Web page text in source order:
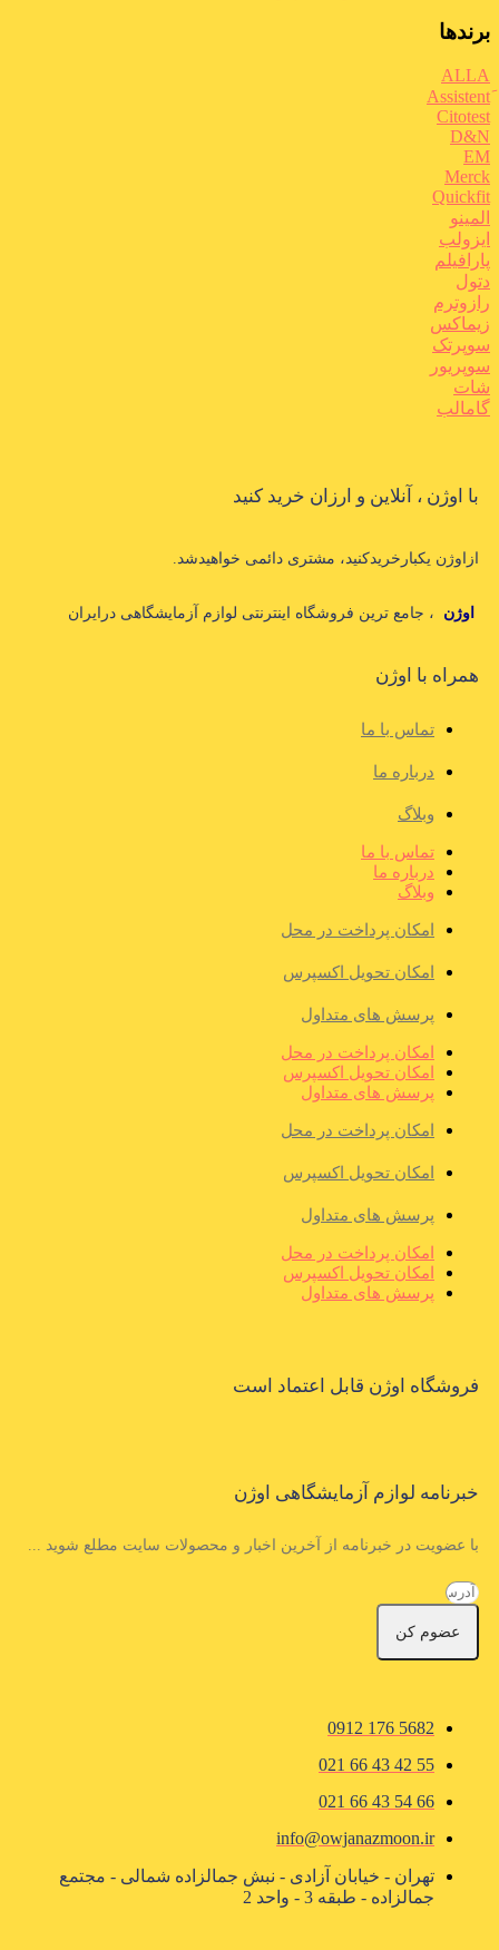
برندها
ALLA
Citotest
D&N
EM
Merck
Quickfit
المینو
ایزولب
پارافیلم
دتول
رازوترم
زیماکس
سوپرتک
سوپریور
شات
گامالب
با اوژن ، آنلاین و ارزان خرید کنید
ازاوژن یکبارخریدکنید، مشتری دائمی خواهیدشد.
اوژن ، جامع ترین فروشگاه اینترنتی لوازم آزمایشگاهی درایران
همراه با اوژن
تماس با ما
درباره ما
وبلاگ
تماس با ما
درباره ما
وبلاگ
امکان پرداخت در محل
امکان تحویل اکسپرس
پرسش های متداول
امکان پرداخت در محل
امکان تحویل اکسپرس
پرسش های متداول
امکان پرداخت در محل
امکان تحویل اکسپرس
پرسش های متداول
امکان پرداخت در محل
امکان تحویل اکسپرس
پرسش های متداول
فروشگاه اوژن قابل اعتماد است
خبرنامه لوازم آزمایشگاهی اوژن
با عضویت در خبرنامه از آخرین اخبار و محصولات سایت مطلع شوید ...
عضوم کن
5682 176 0912
55 42 43 66 021
66 54 43 66 021
info@owjanazmoon.ir
تهران - خیابان آزادی - نبش جمالزاده شمالی - مجتمع
جمالزاده - طبقه 3 - واحد 2